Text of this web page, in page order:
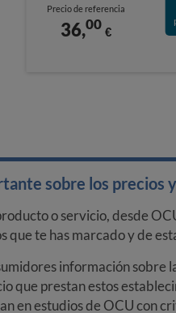
Precio de referencia
36,00 €
sobre los precios
o servicio, desde
que te has marcado y de
información sobre
que prestan estos
en estudios de OCU con